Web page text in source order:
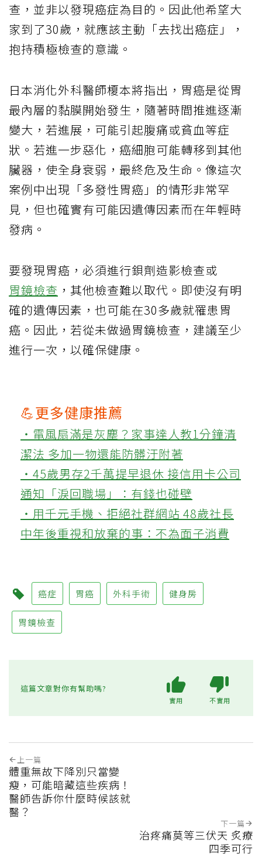
查，並非以發現癌症為目的。因此他希望大
家到了30歲，就應該主動「去找出癌症」，
抱持積極檢查的意識。
日本消化外科醫師榎本將指出，胃癌是從胃
最內層的黏膜開始發生，隨著時間推進逐漸
變大，若進展，可能引起腹痛或貧血等症
狀。若進一步惡化，癌細胞可能轉移到其他
臟器，使全身衰弱，最終危及生命。像這次
案例中出現「多發性胃癌」的情形非常罕
見，但也確實有可能因遺傳因素而在年輕時
發病。
要發現胃癌，必須進行鋇劑造影檢查或
胃鏡檢查 ，其他檢查難以取代。即使沒有明
確的遺傳因素，也可能在30多歲就罹患胃
癌。因此，若從未做過胃鏡檢查，建議至少
進行一次，以確保健康。
💪更多健康推薦
‧電風扇滿是灰塵？家事達人教1分鐘清
潔法 多加一物還能防髒汙附著
‧45歲男存2千萬提早退休 接信用卡公司
通知「淚回職場」：有錢也碰壁
‧用千元手機、拒絕社群網站 48歲社長
中年後重視和放棄的事：不為面子消費
癌症 胃癌 外科手術 健身房
胃鏡檢查
這篇文章對你有幫助嗎?
實用 不實用
上一篇
體重無故下降別只當變
瘦，可能暗藏這些疾病！
醫師告訴你什麼時候該就
醫？
下一篇
治疼痛莫等三伏天 炙療
四季可行